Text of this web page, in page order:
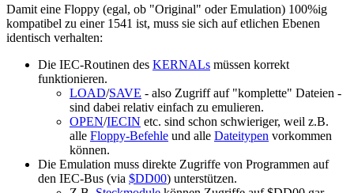
Damit eine Floppy (egal, ob "Original" oder Emulation) 100%ig
kompatibel zu einer 1541 ist, muss sie sich auf etlichen Ebenen
identisch verhalten:
Die IEC-Routinen des KERNALs müssen korrekt
funktionieren.
LOAD/SAVE - also Zugriff auf "komplette" Dateien -
sind dabei relativ einfach zu emulieren.
OPEN/IECIN etc. sind schon schwieriger, weil z.B.
alle Floppy-Befehle und alle Dateitypen vorkommen
können.
Die Emulation muss direkte Zugriffe von Programmen auf
den IEC-Bus (via $DD00) unterstützen.